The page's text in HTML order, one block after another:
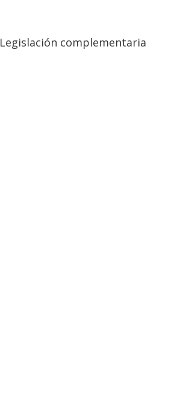
Legislación complementaria